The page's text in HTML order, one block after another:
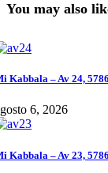
You may also
Kabbala – Av 24,
6, 2026
Kabbala – Av 23,